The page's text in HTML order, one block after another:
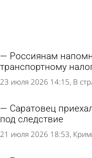
Россиянам
транспортному
23 июля 2026 14:15 В
Саратовец
под следствие
21 июля 2026 18:53